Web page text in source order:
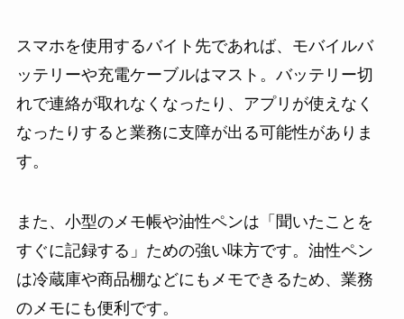
スマホを使用するバイト先であれば、モバイルバ
ッテリーや充電ケーブルはマスト。バッテリー切
れで連絡が取れなくなったり、アプリが使えなく
なったりすると業務に支障が出る可能性がありま
す。
また、小型のメモ帳や油性ペンは「聞いたことを
すぐに記録する」ための強い味方です。油性ペン
は冷蔵庫や商品棚などにもメモできるため、業務
のメモにも便利です。